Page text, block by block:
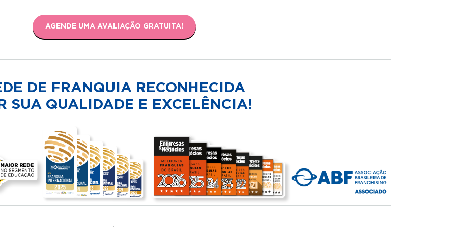
AGENDE UMA AVALIAÇÃO GRATUITA!
DE FRANQUIA RECONHECIDA
SUA QUALIDADE E EXCELÊNCIA!